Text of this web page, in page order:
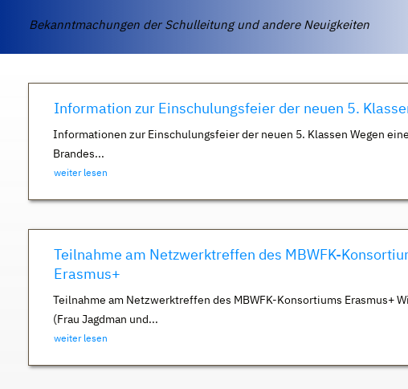
Bekanntmachungen der Schulleitung und andere Neuigkeiten
Information zur Einschulungsfeier der neuen 5.
Informationen zur Einschulungsfeier der neuen 5. Klassen Wegen
Brandes...
weiter lesen
Teilnahme am Netzwerktreffen des MBWFK-
Erasmus+
Teilnahme am Netzwerktreffen des MBWFK-Konsortiums Erasmus+
(Frau Jagdman und...
weiter lesen